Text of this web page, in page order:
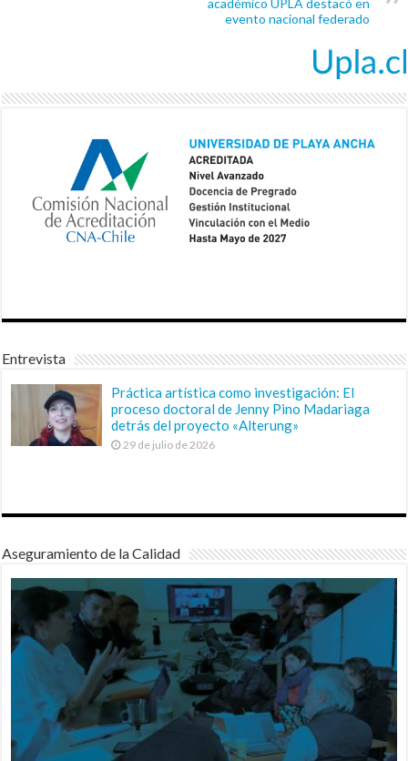
académico UPLA destacó en
evento nacional federado
Entrevista
Práctica artística como investigación: El
proceso doctoral de Jenny Pino Madariaga
detrás del proyecto «Alterung»
29 de julio de 2026
Aseguramiento de la Calidad